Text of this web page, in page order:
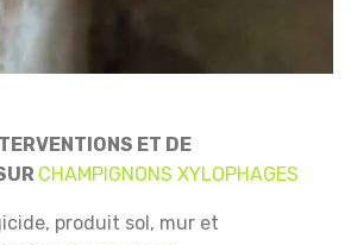
ET DE
CHAMPIGNONS XYLOPHAGES
produit sol, mur et